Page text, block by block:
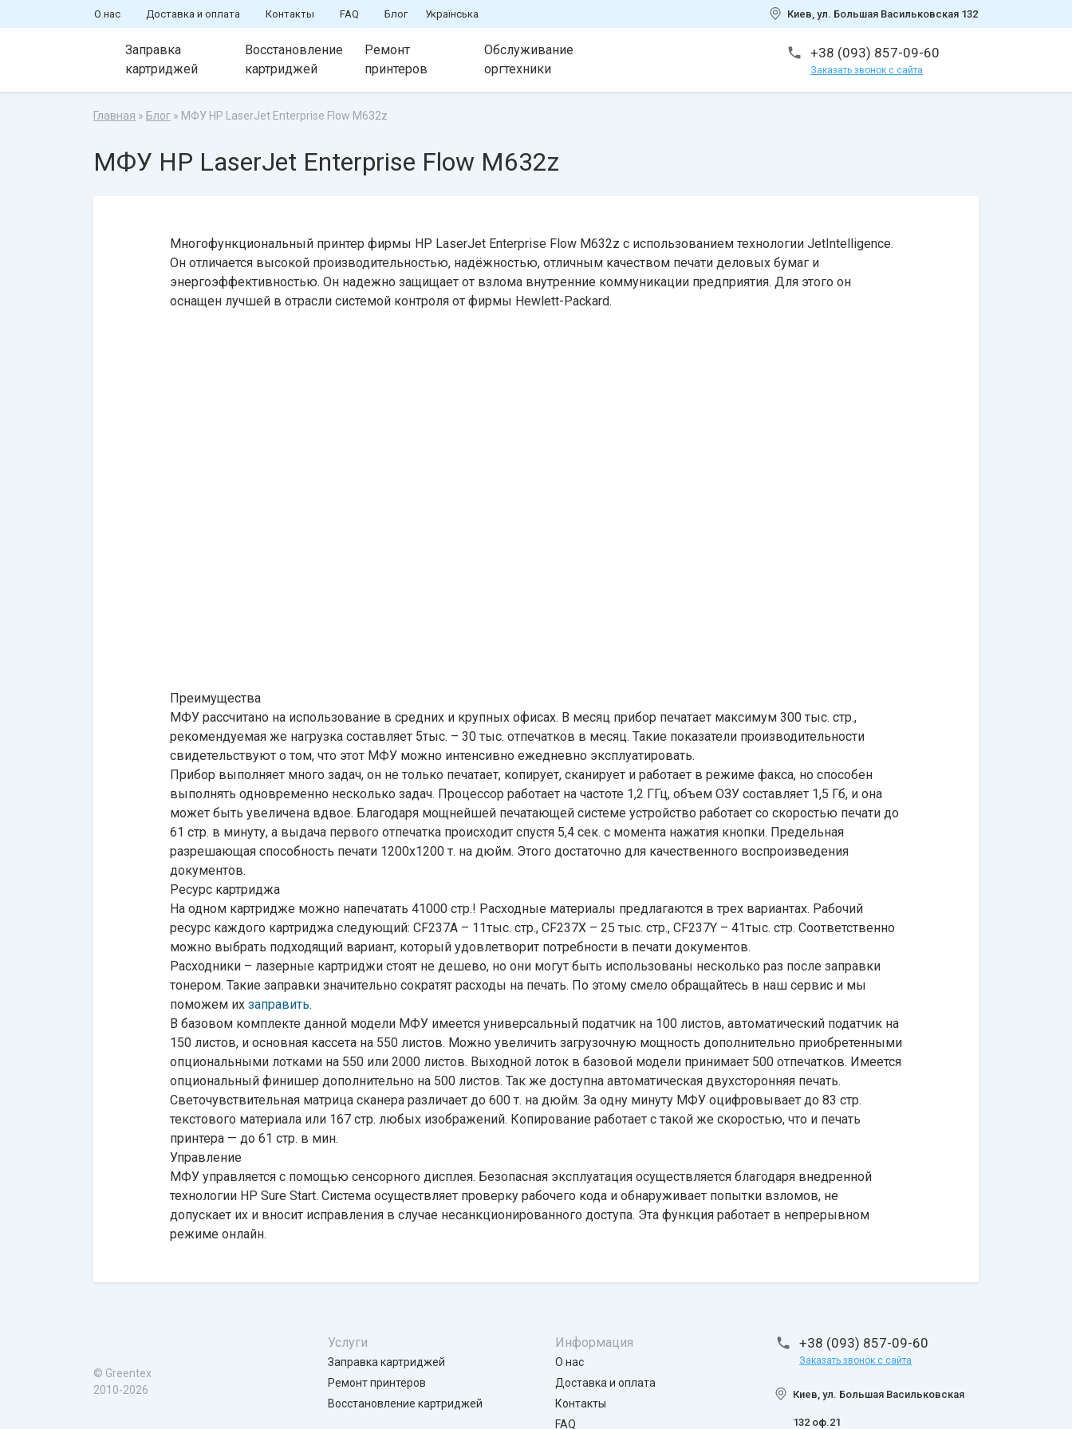
О нас Доставка и оплата Контакты FAQ Блог Українська Киев, ул. Большая Васильковская 132
Заправка
картриджей
Восстановление
картриджей
Ремонт
принтеров
Обслуживание
оргтехники
+38 (093) 857-09-60
Заказать звонок с сайта
Главная » Блог » МФУ HP LaserJet Enterprise Flow M632z
МФУ HP LaserJet Enterprise Flow M632z
Многофункциональный принтер фирмы HP LaserJet Enterprise Flow M632z с использованием технологии JetIntelligence.
Он отличается высокой производительностью, надёжностью, отличным качеством печати деловых бумаг и
энергоэффективностью. Он надежно защищает от взлома внутренние коммуникации предприятия. Для этого он
оснащен лучшей в отрасли системой контроля от фирмы Hewlett-Packard.
Преимущества
МФУ рассчитано на использование в средних и крупных офисах. В месяц прибор печатает максимум 300 тыс. стр.,
рекомендуемая же нагрузка составляет 5тыс. – 30 тыс. отпечатков в месяц. Такие показатели производительности
свидетельствуют о том, что этот МФУ можно интенсивно ежедневно эксплуатировать.
Прибор выполняет много задач, он не только печатает, копирует, сканирует и работает в режиме факса, но способен
выполнять одновременно несколько задач. Процессор работает на частоте 1,2 ГГц, объем ОЗУ составляет 1,5 Гб, и она
может быть увеличена вдвое. Благодаря мощнейшей печатающей системе устройство работает со скоростью печати до
61 стр. в минуту, а выдача первого отпечатка происходит спустя 5,4 сек. с момента нажатия кнопки. Предельная
разрешающая способность печати 1200х1200 т. на дюйм. Этого достаточно для качественного воспроизведения
документов.
Ресурс картриджа
На одном картридже можно напечатать 41000 стр.! Расходные материалы предлагаются в трех вариантах. Рабочий
ресурс каждого картриджа следующий: CF237A – 11тыс. стр., CF237X – 25 тыс. стр., CF237Y – 41тыс. стр. Соответственно
можно выбрать подходящий вариант, который удовлетворит потребности в печати документов.
Расходники – лазерные картриджи стоят не дешево, но они могут быть использованы несколько раз после заправки
тонером. Такие заправки значительно сократят расходы на печать. По этому смело обращайтесь в наш сервис и мы
поможем их заправить.
В базовом комплекте данной модели МФУ имеется универсальный податчик на 100 листов, автоматический податчик на
150 листов, и основная кассета на 550 листов. Можно увеличить загрузочную мощность дополнительно приобретенными
опциональными лотками на 550 или 2000 листов. Выходной лоток в базовой модели принимает 500 отпечатков. Имеется
опциональный финишер дополнительно на 500 листов. Так же доступна автоматическая двухсторонняя печать.
Светочувствительная матрица сканера различает до 600 т. на дюйм. За одну минуту МФУ оцифровывает до 83 стр.
текстового материала или 167 стр. любых изображений. Копирование работает с такой же скоростью, что и печать
принтера — до 61 стр. в мин.
Управление
МФУ управляется с помощью сенсорного дисплея. Безопасная эксплуатация осуществляется благодаря внедренной
технологии HP Sure Start. Система осуществляет проверку рабочего кода и обнаруживает попытки взломов, не
допускает их и вносит исправления в случае несанкционированного доступа. Эта функция работает в непрерывном
режиме онлайн.
© Greentex
2010-2026
Услуги
Заправка картриджей
Ремонт принтеров
Восстановление картриджей
Информация
О нас
Доставка и оплата
Контакты
FAQ
+38 (093) 857-09-60
Заказать звонок с сайта
Киев, ул. Большая Васильковская
132 оф.21